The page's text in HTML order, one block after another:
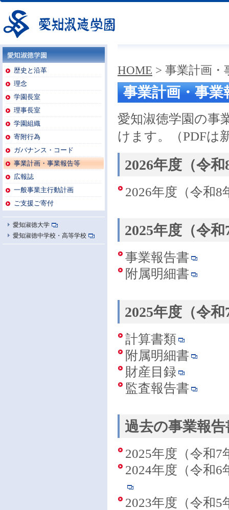
愛知淑徳学園
愛知淑徳学園歴史と沿革
理念
学園長室
理事長室
学園組織
寄附行為
ガバナンス・コード
事業計画・事業報告等
広報誌
一般事業主行動計画
ご支援ご寄付
愛知淑徳大学
愛知淑徳中学校・高等学校
HOME > 事業計画・
事業計画・事業
愛知淑徳学園の事
けます。（PDFは
2026年度（令
2026年度（令和8
2025年度（令
事業報告書
附属明細書
2025年度（令
計算書類
附属明細書
財産目録
監査報告書
過去の事業報告
2025年度（令和7
2024年度（令和6
2023年度（令和5